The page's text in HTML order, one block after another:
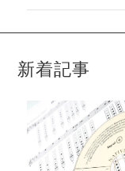
新着記事